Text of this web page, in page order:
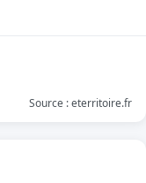
Source : eterritoire.fr